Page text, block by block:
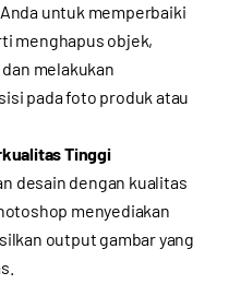
untuk memperbaiki
menghapus objek,
melakukan
pada foto produk atau
Tinggi
desain dengan kualitas
menyediakan
output gambar yang